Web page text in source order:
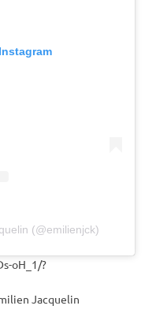
(@emilienjck)
oH_1/?
Jacquelin